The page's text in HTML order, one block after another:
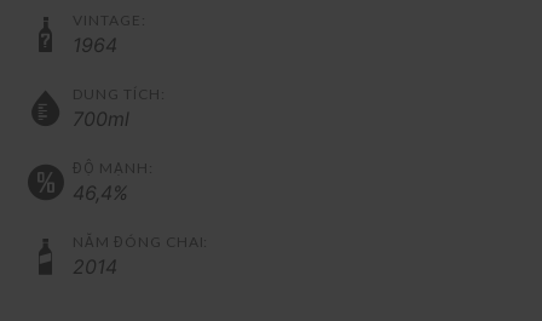
VINTAGE:
1964
DUNG TÍCH:
700ml
ĐỘ MẠNH:
46,4%
NĂM ĐÓNG CHAI:
2014